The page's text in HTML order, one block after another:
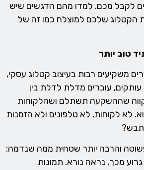
לקבל מכם. למדו מהם הדגשים שיש
הקטלוג שלכם למוצלח כמו זה של
טוב יותר
משקיעים רבות בעיצוב קטלוג עסקי,
עוברים מדלת לדלת בין
שההשקעה תשתלם ושהלקוחות
לא לקוחות, לא טלפונים ולא הזמנות
והרבה יותר שטחית ממה שנדמה:
גרוע מכך, נראה נורא. תמונות